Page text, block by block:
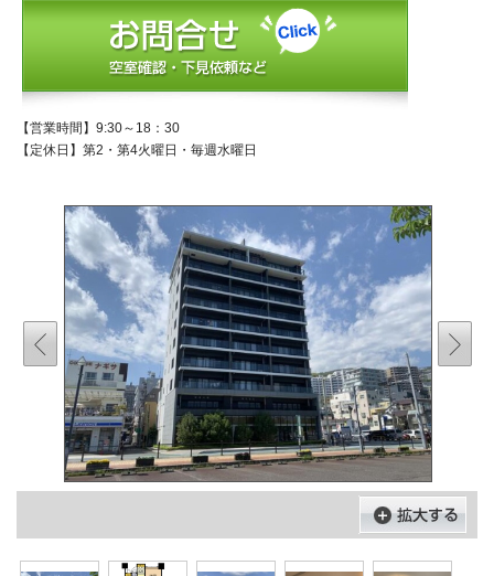
【営業時間】9:30～18：30
【定休日】第2・第4火曜日・毎週水曜日